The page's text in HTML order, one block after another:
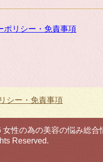
ポリシー・免責事項
シー・免責事項
女性の為の美容の悩み総合
Reserved.